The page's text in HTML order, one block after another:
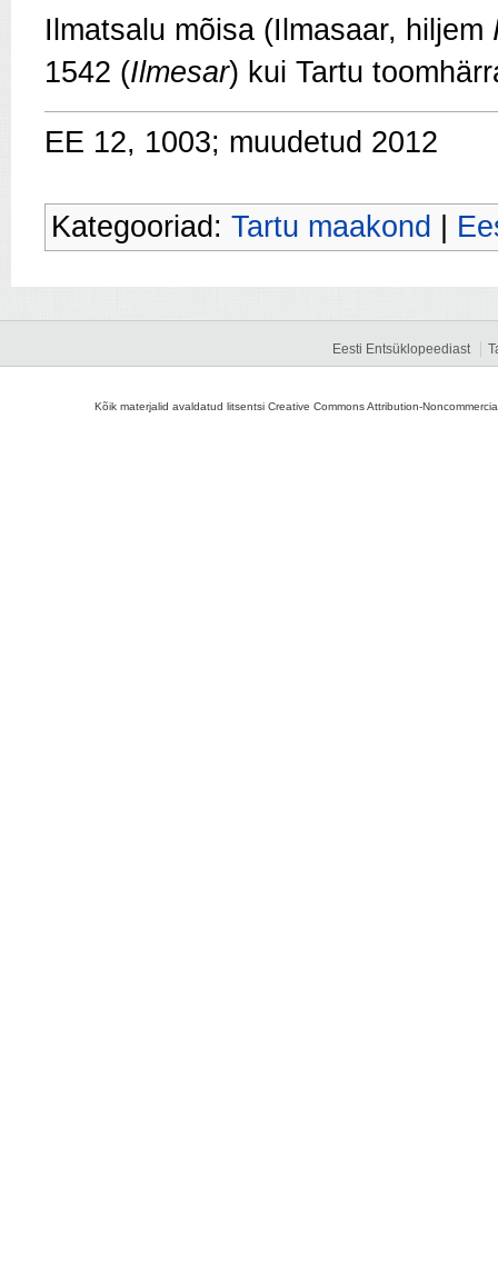
Ilmatsalu mõisa (Ilmasaar, hiljem
1542 (Ilmesar) kui Tartu
EE 12, 1003; muudetud 2012
Kategooriad: Tartu maakond
Eesti Entsüklopeediast
Kõik materjalid avaldatud litsentsi Creative Commons Attribution-